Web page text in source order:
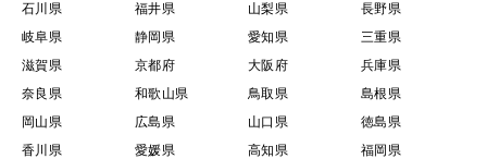
石川県
福井県 山梨県
長野県
岐阜県
静岡県 愛知県
三重県
滋賀県
京都府 大阪府
兵庫県
奈良県
和歌山県 鳥取県
島根県
岡山県
広島県 山口県
徳島県
香川県
愛媛県 高知県 福岡県